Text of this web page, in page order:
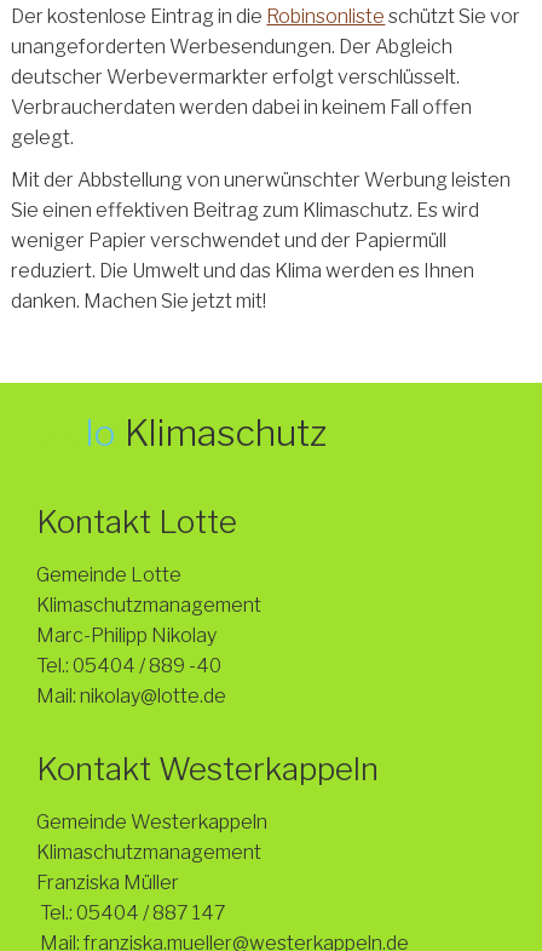
Der kostenlose Eintrag in die Robinsonliste schützt Sie vor
unangeforderten Werbesendungen. Der Abgleich
deutscher Werbevermarkter erfolgt verschlüsselt.
Verbraucherdaten werden dabei in keinem Fall offen
gelegt.
Mit der Abbstellung von unerwünschter Werbung leisten
Sie einen effektiven Beitrag zum Klimaschutz. Es wird
weniger Papier verschwendet und der Papiermüll
reduziert. Die Umwelt und das Klima werden es Ihnen
danken. Machen Sie jetzt mit!
lo Klimaschutz
Kontakt Lotte
Gemeinde Lotte
Klimaschutzmanagement
Marc-Philipp Nikolay
Tel.: 05404 / 889 -40
Mail: nikolay@lotte.de
Kontakt Westerkappeln
Gemeinde Westerkappeln
Klimaschutzmanagement
Franziska Müller
Tel.: 05404 / 887 147
Mail: franziska.mueller@westerkappeln.de